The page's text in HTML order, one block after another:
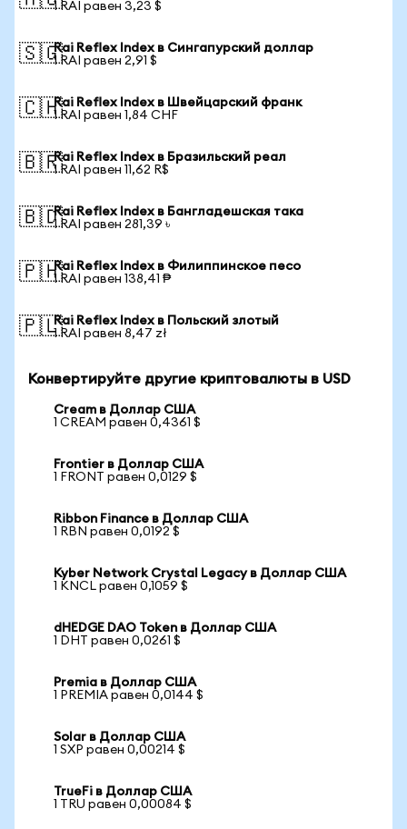
1 RAI равен 3,23 $
🇸🇬Rai Reflex Index в Сингапурский доллар
1 RAI равен 2,91 $
🇨🇭Rai Reflex Index в Швейцарский франк
1 RAI равен 1,84 CHF
🇧🇷Rai Reflex Index в Бразильский реал
1 RAI равен 11,62 R$
🇧🇩Rai Reflex Index в Бангладешская така
1 RAI равен 281,39 ৳
🇵🇭Rai Reflex Index в Филиппинское песо
1 RAI равен 138,41 ₱
🇵🇱Rai Reflex Index в Польский злотый
1 RAI равен 8,47 zł
Конвертируйте другие криптовалюты в USD
Cream в Доллар США
1 CREAM равен 0,4361 $
Frontier в Доллар США
1 FRONT равен 0,0129 $
Ribbon Finance в Доллар США
1 RBN равен 0,0192 $
Kyber Network Crystal Legacy в Доллар США
1 KNCL равен 0,1059 $
dHEDGE DAO Token в Доллар США
1 DHT равен 0,0261 $
Premia в Доллар США
1 PREMIA равен 0,0144 $
Solar в Доллар США
1 SXP равен 0,00214 $
TrueFi в Доллар США
1 TRU равен 0,00084 $